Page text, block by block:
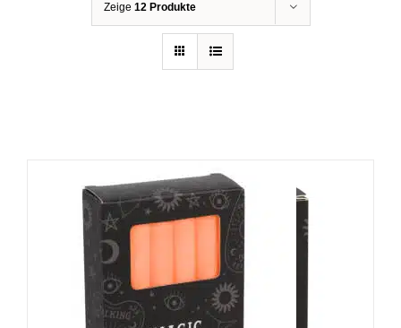
Zeige 12 Produkte